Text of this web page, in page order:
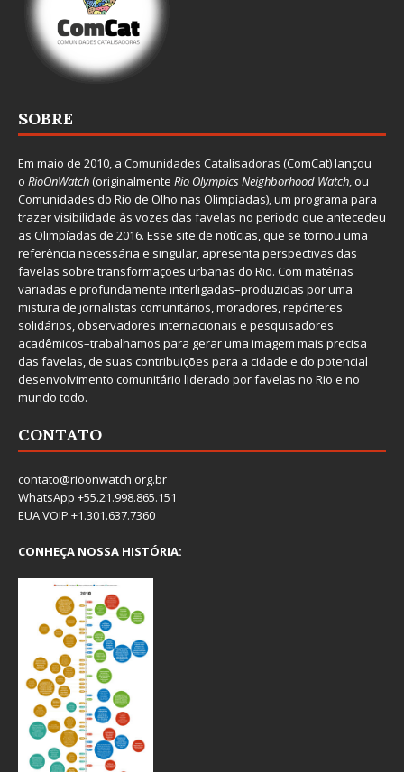
SOBRE
Em maio de 2010, a Comunidades Catalisadoras (ComCat) lançou
o RioOnWatch(originalmente Rio Olympics Neighborhood Watch, ou
Comunidades do Rio de Olho nas Olimpíadas), um programa para
trazer visibilidade às vozes das favelas no período que antecedeu
as Olimpíadas de 2016. Esse site de notícias, que se tornou uma
referência necessária e singular, apresenta perspectivas das
favelas sobre transformações urbanas do Rio. Com matérias
variadas e profundamente interligadas–produzidas por uma
mistura de jornalistas comunitários, moradores, repórteres
solidários, observadores internacionais e pesquisadores
acadêmicos–trabalhamos para gerar uma imagem mais precisa
das favelas, de suas contribuições para a cidade e do potencial
desenvolvimento comunitário liderado por favelas no Rio e no
mundo todo.
CONTATO
contato@rioonwatch.org.br
WhatsApp +55.21.998.865.151
EUA VOIP +1.301.637.7360
CONHEÇA NOSSA HISTÓRIA: